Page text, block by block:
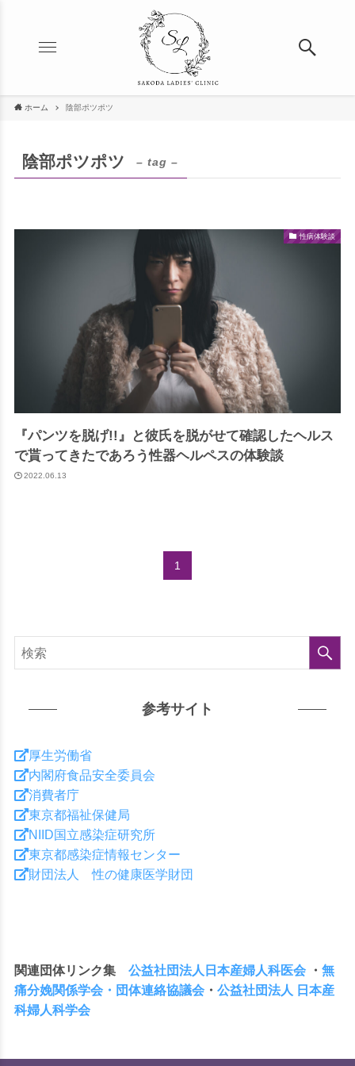
ホーム 陰部ポツポツ
陰部ポツポツ – tag –
性病体験談
『パンツを脱げ!!』と彼氏を脱がせて確認したヘルス
で貰ってきたであろう性器ヘルペスの体験談
2022.06.13
1
参考サイト
厚生労働省
内閣府食品安全委員会
消費者庁
東京都福祉保健局
NIID国立感染症研究所
東京都感染症情報センター
財団法人 性の健康医学財団
関連団体リンク集 公益社団法人日本産婦人科医会 ・ 無
痛分娩関係学会・団体連絡協議会・ 公益社団法人 日本産
科婦人科学会